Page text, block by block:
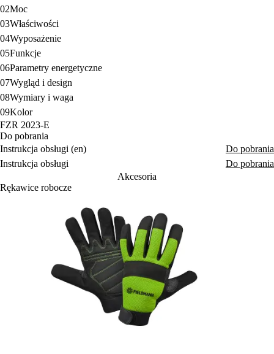
02Moc
03Właściwości
04Wyposażenie
05Funkcje
06Parametry energetyczne
07Wygląd i design
08Wymiary i waga
09Kolor
FZR 2023-E
Do pobrania
Instrukcja obsługi (en)
Do pobrania
Instrukcja obsługi
Do pobrania
Akcesoria
Rękawice robocze